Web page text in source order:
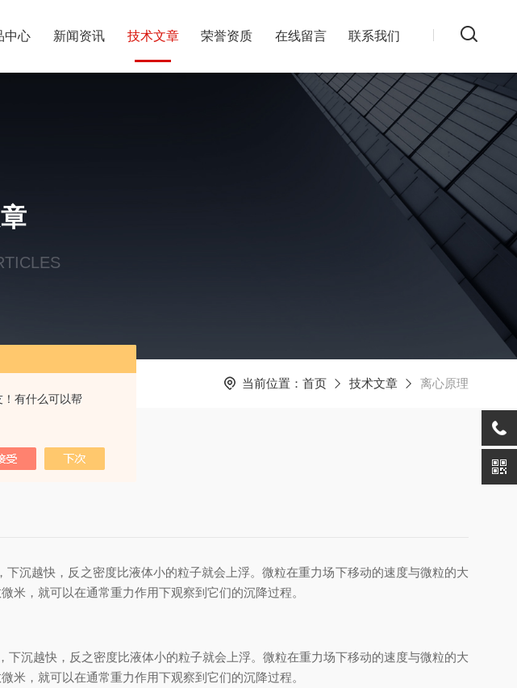
有什么可以帮
中心 新闻资讯 技术文章 荣誉资质 在线留言 联系我们
当前位置： 首页 技术文章 离心原理
沉越快，反之密度比液体小的粒子就会上浮。微粒在重力场下移动的速度与微粒的大
米，就可以在通常重力作用下观察到它们的沉降过程。
沉越快，反之密度比液体小的粒子就会上浮。微粒在重力场下移动的速度与微粒的大
米，就可以在通常重力作用下观察到它们的沉降过程。